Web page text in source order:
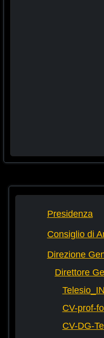
Presidenza
Consiglio di
Direzione
Direttore
CV-prof-
CV-DG-